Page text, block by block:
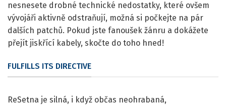
nesnesete drobné technické nedostatky, které ovšem
vývojáři aktivně odstraňují, možná si počkejte na pár
dalších patchů. Pokud jste fanoušek žánru a dokážete
přejít jiskřící kabely, skočte do toho hned!
FULFILLS ITS DIRECTIVE
ReSetna je silná, i když občas neohrabaná,